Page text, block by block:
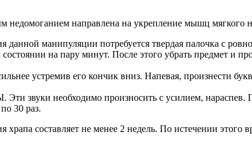
недомоганием направлена на укрепление мышц мягкого
данной манипуляции потребуется твердая палочка с
состоянии на пару минут. После этого убрать предмет и
устремив его кончик вниз. Напевая, произнести
звуки необходимо произносить с усилием,
30 раз.
храпа составляет не менее 2 недель. По истечении